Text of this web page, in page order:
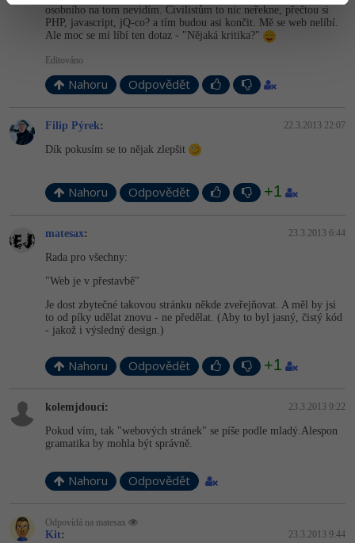
osobního na tom nevidím. Civilistům to nic neřekne, přečtou si
PHP, javascript, jQ-co? a tím budou asi končit. Mě se web nelíbí.
Ale moc se mi líbí ten dotaz - "Nějaká kritika?"
Editováno
Nahoru Odpovědět
Filip Pýrek: 22.3.2013 22:07
Dík pokusím se to nějak zlepšit
Nahoru Odpovědět +1
matesax: 23.3.2013 6:44
Rada pro všechny:
"Web je v přestavbě"
Je dost zbytečné takovou stránku někde zveřejňovat. A měl by jsi
to od píky udělat znovu - ne předělat. (Aby to byl jasný, čistý kód
- jakož i výsledný design.)
Nahoru Odpovědět +1
kolemjdoucí: 23.3.2013 9:22
Pokud vím, tak "webových stránek" se píše podle mladý.Alespon
gramatika by mohla být správně.
Nahoru Odpovědět
Odpovídá na matesax
Kit: 23.3.2013 9:44